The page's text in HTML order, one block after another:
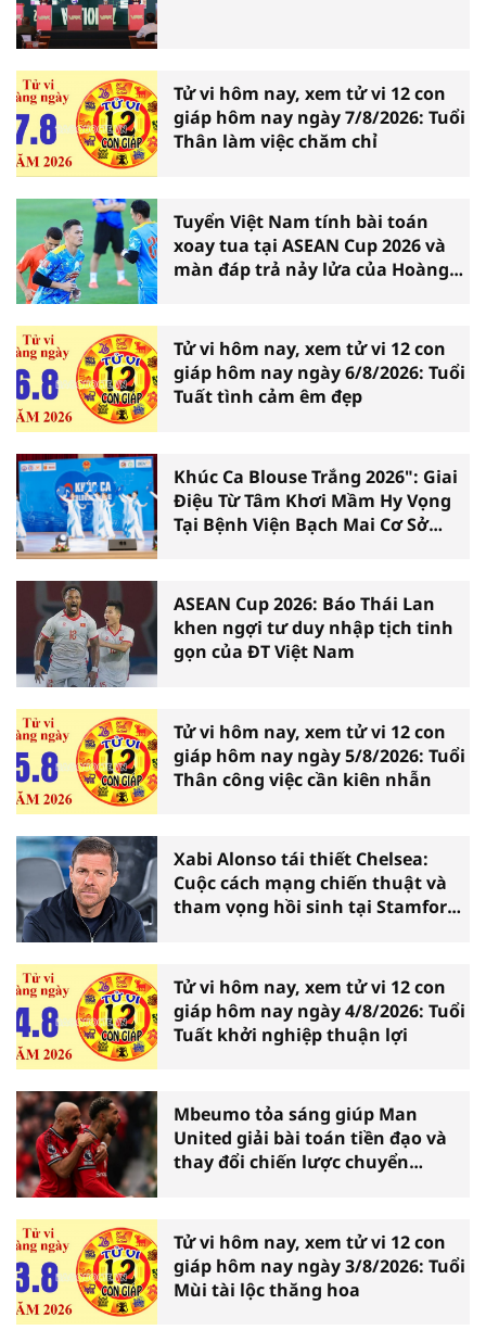
Tử vi hôm nay, xem tử vi 12 con
giáp hôm nay ngày 7/8/2026: Tuổi
Thân làm việc chăm chỉ
Tuyển Việt Nam tính bài toán
xoay tua tại ASEAN Cup 2026 và
màn đáp trả nảy lửa của Hoàng
Tử vi hôm nay, xem tử vi 12 con
giáp hôm nay ngày 6/8/2026: Tuổi
Tuất tình cảm êm đẹp
Khúc Ca Blouse Trắng 2026": Giai
Điệu Từ Tâm Khơi Mầm Hy Vọng
Tại Bệnh Viện Bạch Mai Cơ Sở
ASEAN Cup 2026: Báo Thái Lan
khen ngợi tư duy nhập tịch tinh
gọn của ĐT Việt Nam
Tử vi hôm nay, xem tử vi 12 con
giáp hôm nay ngày 5/8/2026: Tuổi
Thân công việc cần kiên nhẫn
Xabi Alonso tái thiết Chelsea:
Cuộc cách mạng chiến thuật và
tham vọng hồi sinh tại Stamford
Tử vi hôm nay, xem tử vi 12 con
giáp hôm nay ngày 4/8/2026: Tuổi
Tuất khởi nghiệp thuận lợi
Mbeumo tỏa sáng giúp Man
United giải bài toán tiền đạo và
thay đổi chiến lược chuyển
Tử vi hôm nay, xem tử vi 12 con
giáp hôm nay ngày 3/8/2026: Tuổi
Mùi tài lộc thăng hoa